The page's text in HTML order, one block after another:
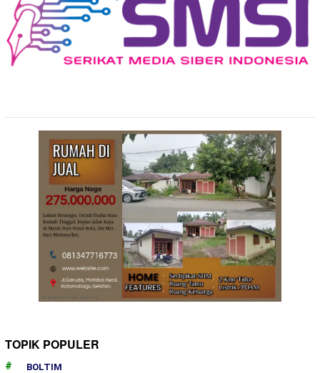
TOPIK POPULER
BOLTIM